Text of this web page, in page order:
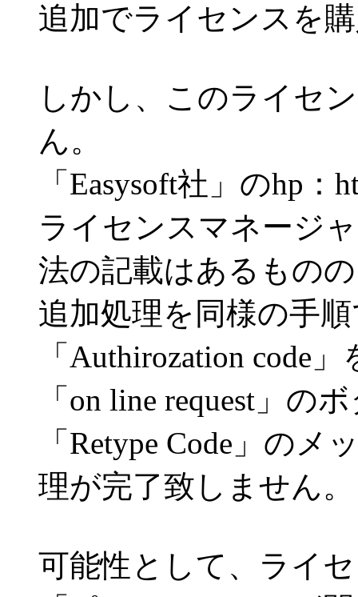
追加でライセンスを
しかし、このライセ
ん。
「Easysoft社」のhp：
ライセンスマネージ
法の記載はあるもの
追加処理を同様の手
「Authirozation code
「on line request」の
「Retype Code」の
理が完了致しません。
可能性として、ライ